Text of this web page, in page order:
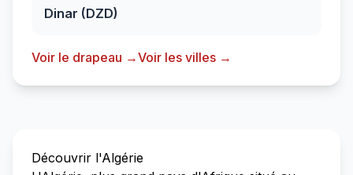
Dinar (DZD)
Voir le drapeau →Voir les villes →
Découvrir l'Algérie